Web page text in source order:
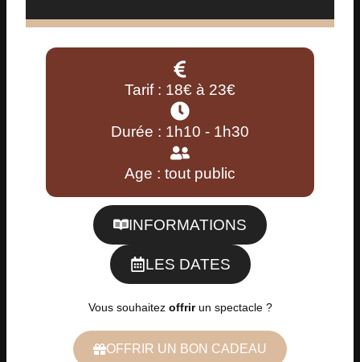
Tarif : 18€ à 23€
Durée : 1h10 - 1h30
Age : tout public
INFORMATIONS
LES DATES
Vous souhaitez offrirun spectacle ?
OFFRIR UN BON CADEAU